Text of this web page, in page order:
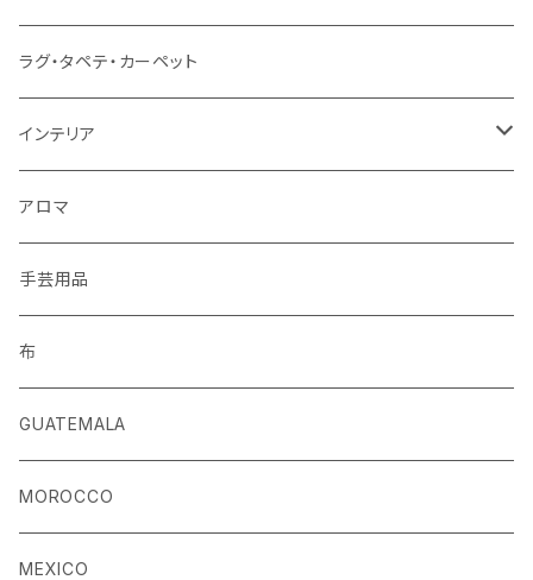
ベルト
キーホルダー
手袋
ラグ・タペテ・カーペット
インテリア
クッションカバー
アロマ
手芸用品
布
GUATEMALA
MOROCCO
MEXICO